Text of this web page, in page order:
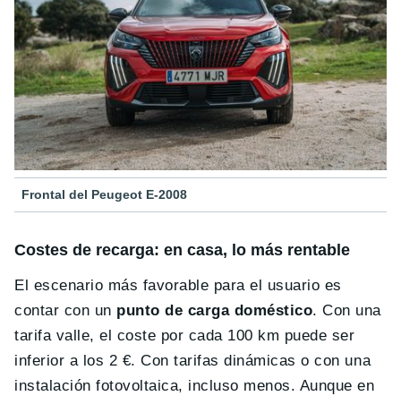
Frontal del Peugeot E-2008
Costes de recarga: en casa, lo más rentable
El escenario más favorable para el usuario es
contar con un punto de carga doméstico. Con una
tarifa valle, el coste por cada 100 km puede ser
inferior a los 2 €. Con tarifas dinámicas o con una
instalación fotovoltaica, incluso menos. Aunque en